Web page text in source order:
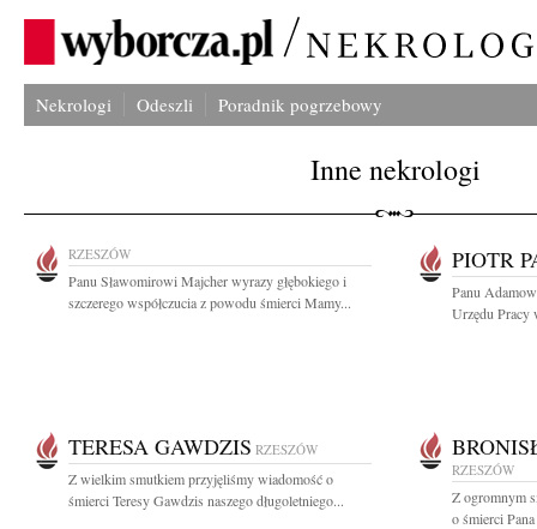
Nekrologi Odeszli Poradnik pogrzebowy
Inne nekrologi
RZESZÓW
Panu Sławomirowi Majcher wyrazy głębokiego i
szczerego współczucia z powodu śmierci Mamy...
PIOTR
Panu
Urzędu Pracy
TERESA GAWDZIS RZESZÓW
Z wielkim smutkiem przyjęliśmy wiadomość o
śmierci Teresy Gawdzis naszego długoletniego...
RZESZÓW
Z ogromnym
o śmierci